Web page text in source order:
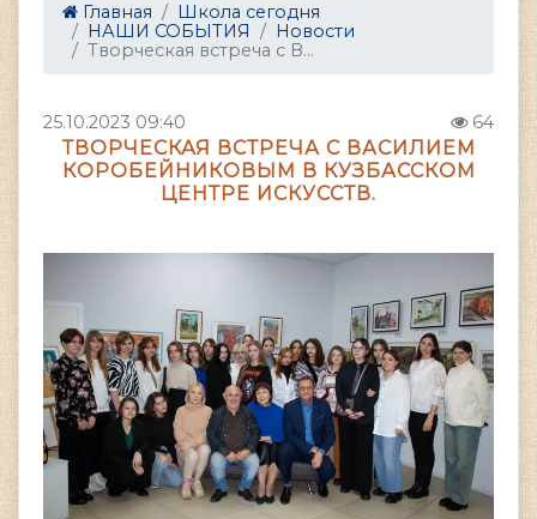
Главная
Школа сегодня
НАШИ СОБЫТИЯ
Новости
Творческая встреча с В...
25.10.2023 09:40 64
ТВОРЧЕСКАЯ ВСТРЕЧА С ВАСИЛИЕМ
КОРОБЕЙНИКОВЫМ В КУЗБАССКОМ
ЦЕНТРЕ ИСКУССТВ.